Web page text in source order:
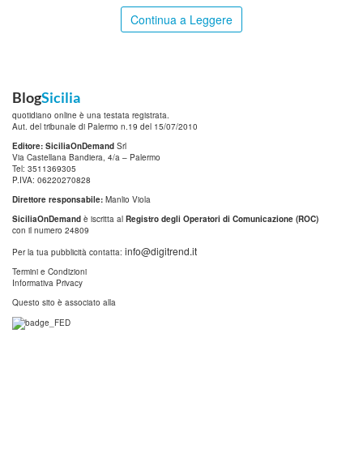
Continua a Leggere
BlogSicilia
quotidiano online è una testata registrata.
Aut. del tribunale di Palermo n.19 del 15/07/2010
Editore: SiciliaOnDemand Srl
Via Castellana Bandiera, 4/a – Palermo
Tel: 3511369305
P.IVA: 06220270828
Direttore responsabile: Manlio Viola
SiciliaOnDemand è iscritta al Registro degli Operatori di Comunicazione (ROC)
con il numero 24809
Per la tua pubblicità contatta: info@digitrend.it
Termini e Condizioni
Informativa Privacy
Questo sito è associato alla